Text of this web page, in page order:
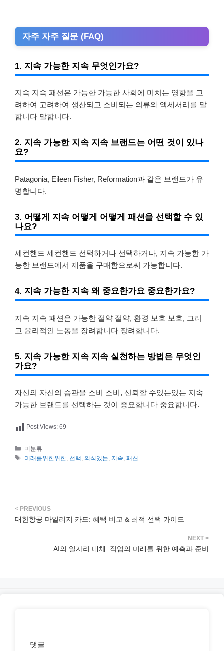
자주 자주 질문 (FAQ)
1. 지속 가능한 지속 무엇인가요?
지속 지속 패션은 가능한 가능한 사회에 미치는 영향을 고
려하여 고려하여 생산되고 소비되는 의류와 액세서리를 말
합니다 말합니다.
2. 지속 가능한 지속 지속 브랜드는 어떤 것이 있나
요?
Patagonia, Eileen Fisher, Reformation과 같은 브랜드가 유
명합니다.
3. 어떻게 지속 어떻게 어떻게 패션을 선택할 수 있
나요?
세컨핸드 세컨핸드 선택하거나 선택하거나, 지속 가능한 가
능한 브랜드에서 제품을 구매함으로써 가능합니다.
4. 지속 가능한 지속 왜 중요한가요 중요한가요?
지속 지속 패션은 가능한 절약 절약, 환경 보호 보호, 그리
고 윤리적인 노동을 장려합니다 장려합니다.
5. 지속 가능한 지속 지속 실천하는 방법은 무엇인
가요?
자신의 자신의 습관을 소비 소비, 신뢰할 수있는있는 지속
가능한 브랜드를 선택하는 것이 중요합니다 중요합니다.
Post Views: 69
카
테
미분류
태
미래를위한위한 ,선택 의식있는 지속 ,패션
대한항공 마일리지 카드: 혜택 비교 & 최적 선택 가이드
AI의 일자리 대체: 직업의 미래를 위한 예측과 준비
댓글